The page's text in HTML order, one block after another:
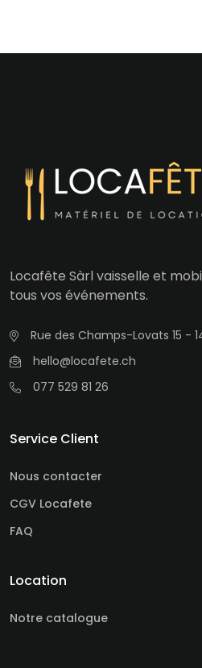
Locafête Sàrl vaisselle et
tous vos événements.
Rue des Champs-Lovats 15 -
hello@locafete.ch
077 529 81 26
Service Client
Nous contacter
CGV Locafete
FAQ
Location
Notre catalogue